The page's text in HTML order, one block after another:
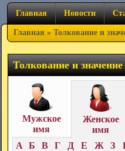
Главная Новости
Главная » Толкование и
Толкование и
Мужское
имя
Женское
имя
А Б В Г Д Е Ж З